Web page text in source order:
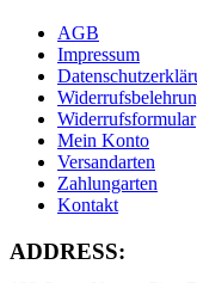
AGB
Impressum
Widerrufsformular
Mein Konto
Versandarten
Zahlungarten
Kontakt
ADDRESS: